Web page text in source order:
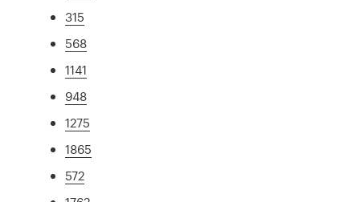
315
568
1141
948
1275
1865
572